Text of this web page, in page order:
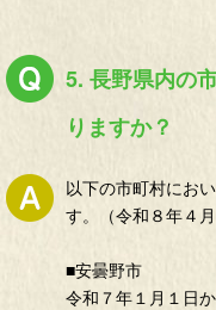
5. 長野県内の
りますか？
以下の市町村にお
す。（令和８年４月
■安曇野市
令和７年１月１日